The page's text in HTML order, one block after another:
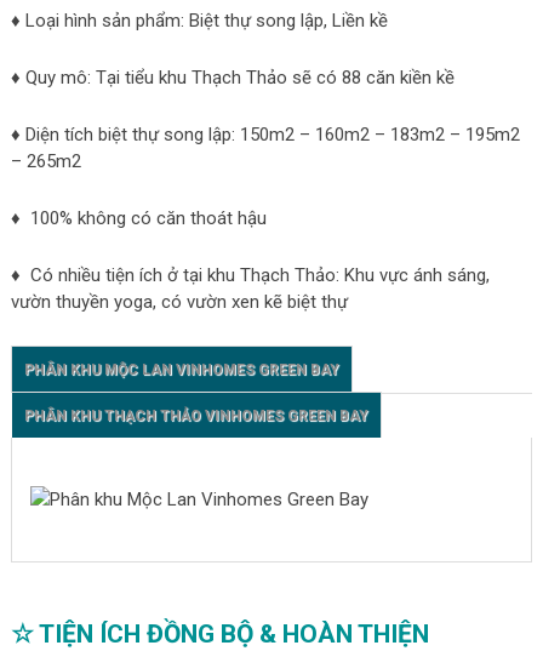
♦ Loại hình sản phẩm: Biệt thự song lập, Liền kề
♦ Quy mô: Tại tiểu khu Thạch Thảo sẽ có 88 căn kiền kề
♦ Diện tích biệt thự song lập: 150m2 – 160m2 – 183m2 – 195m2
– 265m2
♦ 100% không có căn thoát hậu
♦ Có nhiều tiện ích ở tại khu Thạch Thảo: Khu vực ánh sáng,
vườn thuyền yoga, có vườn xen kẽ biệt thự
PHÂN KHU MỘC LAN VINHOMES GREEN BAY
PHÂN KHU THẠCH THẢO VINHOMES GREEN BAY
☆ TIỆN ÍCH ĐỒNG BỘ & HOÀN THIỆN